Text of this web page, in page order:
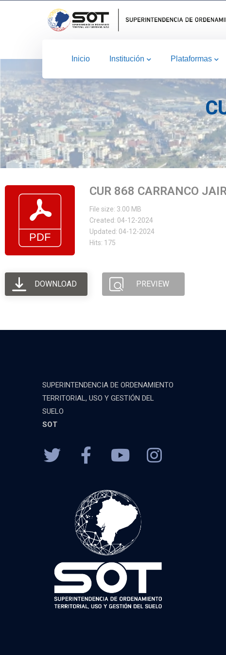
Inicio Institución Plataformas
CUR 868 CARRANCO
File size: 3.00 MB
Created: 04-12-2024
Updated: 04-12-2024
Hits: 175
DOWNLOAD PREVIEW
SUPERINTENDENCIA DE ORDENAMIENTO
TERRITORIAL, USO Y GESTIÓN DEL
SUELO
SOT